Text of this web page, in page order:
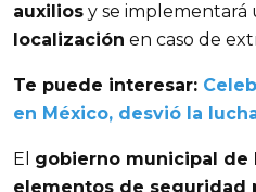
auxilios y se implementará
localización en caso de
Te puede interesar:
en México, desvió la
El gobierno municipal de
elementos de seguridad